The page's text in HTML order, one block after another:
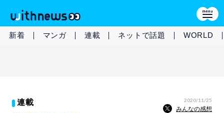
新着 マンガ 連載 ネットで話題 WORLD
連載 2020/11/25
みんなの感想